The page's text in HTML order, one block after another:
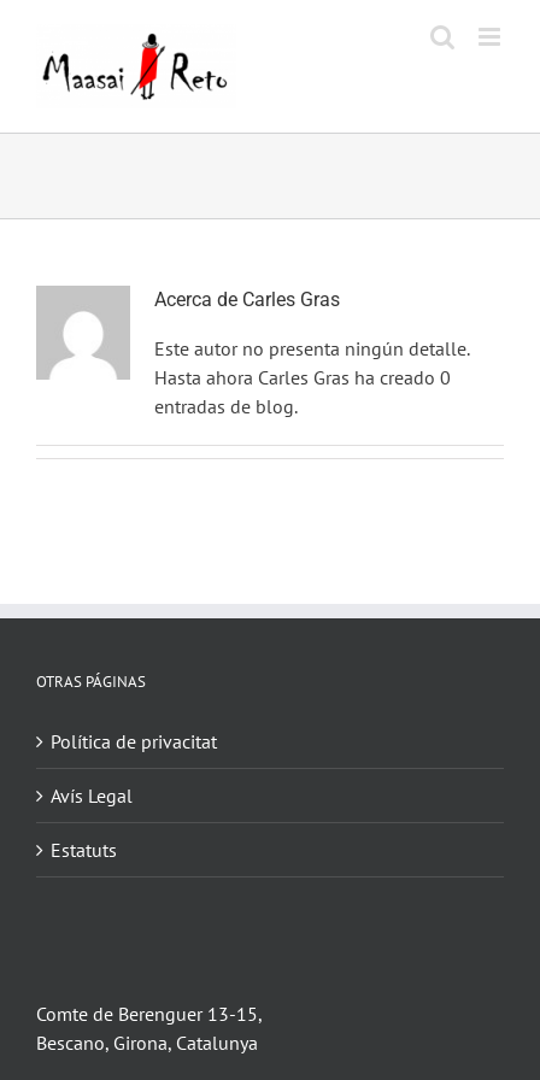
contenido
Acerca de Carles Gras
Este autor no presenta ningún detalle.
Hasta ahora Carles Gras ha creado 0
entradas de blog.
OTRAS PÁGINAS
Política de privacitat
Avís Legal
Estatuts
Comte de Berenguer 13-15,
Bescano, Girona, Catalunya